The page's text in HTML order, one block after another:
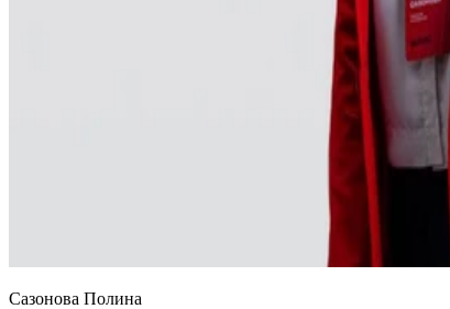
Сазонова Полина